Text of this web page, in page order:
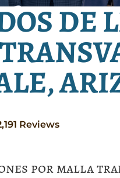
DE
Reviews
por malla